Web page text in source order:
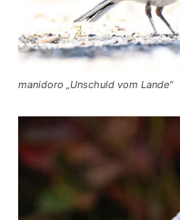
manidoro „Unschuld vom Lande“